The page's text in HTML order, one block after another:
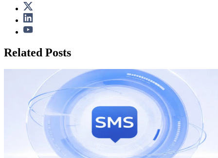
Related Posts